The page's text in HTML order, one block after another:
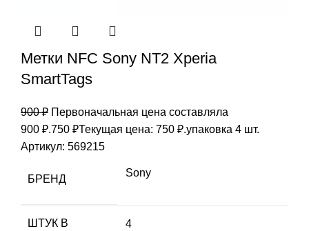
Метки NFC Sony NT2 Xperia
SmartTags
900₽ Первоначальная цена составляла
900 ₽.750 ₽Текущая цена: 750 ₽.упаковка 4 шт.
Артикул: 569215
БРЕНД
Sony
ШТУК В
4